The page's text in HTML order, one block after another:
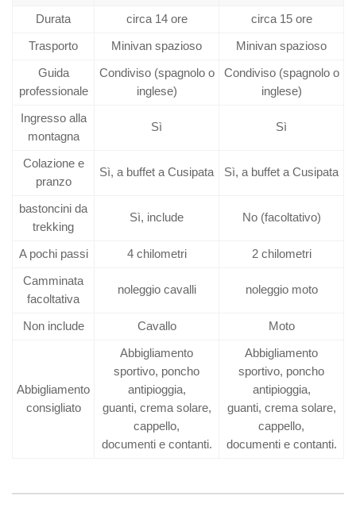
Durata circa 14 ore circa 15 ore
Trasporto Minivan spazioso Minivan spazioso
Guida
professionale
Condiviso (spagnolo o
inglese)
Condiviso (spagnolo o
inglese)
Ingresso alla
montagna
Sì Sì
Colazione e
pranzo
Sì, a buffet a Cusipata Sì, a buffet a Cusipata
bastoncini da
trekking
Sì, include No (facoltativo)
A pochi passi 4 chilometri 2 chilometri
Camminata
facoltativa
noleggio cavalli noleggio moto
Non include Cavallo Moto
Abbigliamento
consigliato
Abbigliamento
sportivo, poncho
antipioggia,
guanti, crema solare,
cappello,
documenti e contanti.
Abbigliamento
sportivo, poncho
antipioggia,
guanti, crema solare,
cappello,
documenti e contanti.